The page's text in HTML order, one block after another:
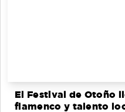
El Festival de Otoño
flamenco y talento